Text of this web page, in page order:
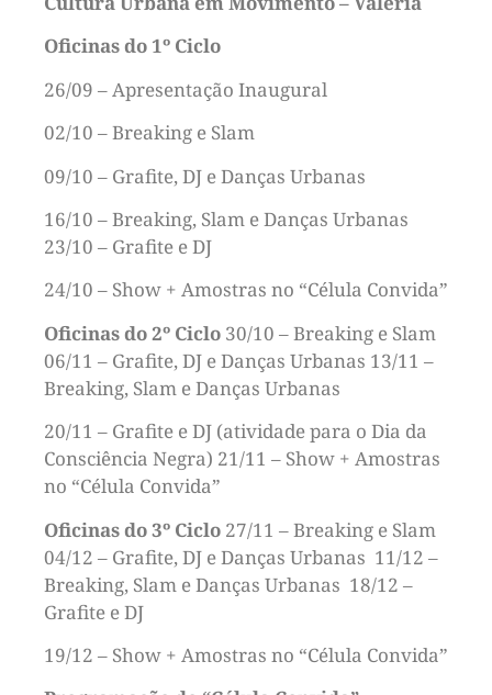
Oficinas do 1º Ciclo
26/09 – Apresentação Inaugural
02/10 – Breaking e Slam
09/10 – Grafite, DJ e Danças Urbanas
16/10 – Breaking, Slam e Danças Urbanas
23/10 – Grafite e DJ
24/10 – Show + Amostras no “Célula Convida”
Oficinas do 2º Ciclo 30/10 – Breaking e Slam
06/11 – Grafite, DJ e Danças Urbanas 13/11 –
Breaking, Slam e Danças Urbanas
20/11 – Grafite e DJ (atividade para o Dia da
Consciência Negra) 21/11 – Show + Amostras
no “Célula Convida”
Oficinas do 3º Ciclo 27/11 – Breaking e Slam
04/12 – Grafite, DJ e Danças Urbanas 11/12 –
Breaking, Slam e Danças Urbanas 18/12 –
Grafite e DJ
19/12 – Show + Amostras no “Célula Convida”